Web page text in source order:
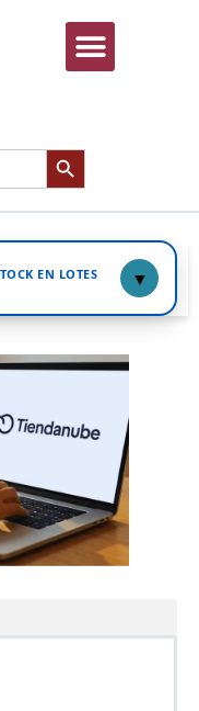
Botón de
EN LOTES ▼